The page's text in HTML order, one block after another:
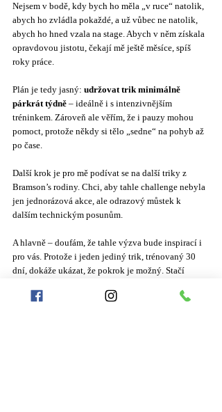
Nejsem v bodě, kdy bych ho měla „v ruce“ natolik,
abych ho zvládla pokaždé, a už vůbec ne natolik,
abych ho hned vzala na stage. Abych v něm získala
opravdovou jistotu, čekají mě ještě měsíce, spíš
roky práce.
Plán je tedy jasný: udržovat trik minimálně
párkrát týdně – ideálně i s intenzivnějším
tréninkem. Zároveň ale věřím, že i pauzy mohou
pomoct, protože někdy si tělo „sedne“ na pohyb až
po čase.
Další krok je pro mě podívat se na další triky z
Bramson’s rodiny. Chci, aby tahle challenge nebyla
jen jednorázová akce, ale odrazový můstek k
dalším technickým posunům.
A hlavně – doufám, že tahle výzva bude inspirací i
pro vás. Protože i jeden jediný trik, trénovaný 30
dní, dokáže ukázat, že pokrok je možný. Stačí